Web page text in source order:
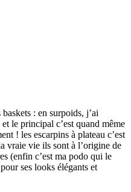
: en surpoids, j’ai
le principal c’est quand même
! les escarpins à plateau c’est
vraie vie ils sont à l’origine de
(enfin c’est ma podo qui le
ses looks élégants et